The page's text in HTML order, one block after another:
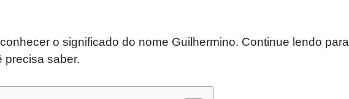
o significado do nome Guilhermino. Continue lendo para
precisa saber.